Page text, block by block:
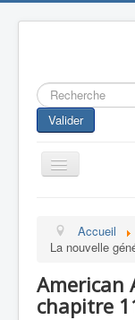
Rechercher
Valider
Toggle
Navigation
Aviation
Aviation
Accueil
La nouvelle
American
chapitre